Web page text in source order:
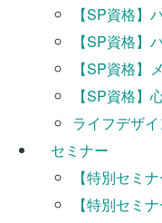
【SP資格】
【SP資格】
【SP資格】
【SP資格】
ライフデザ
【キ
セミナー
【特別セミ
【特別セミ